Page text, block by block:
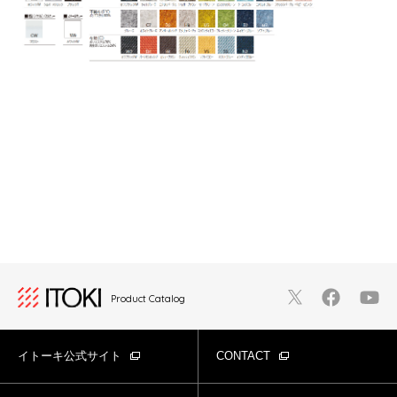
Product Catalog
イトーキ公式サイト CONTACT